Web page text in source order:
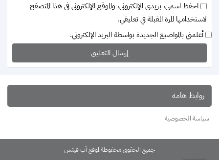
احفظ اسمي، بريدي الإلكتروني، والموقع الإلكتروني في هذا المتصفح
لاستخدامها المرة المقبلة في تعليقي.
أعلمني بالمواضيع الجديدة بواسطة البريد الإلكتروني.
روابط هامة
سياسة الخصوصية
جميع الحقوق محفوظة لموقع آب فيتش